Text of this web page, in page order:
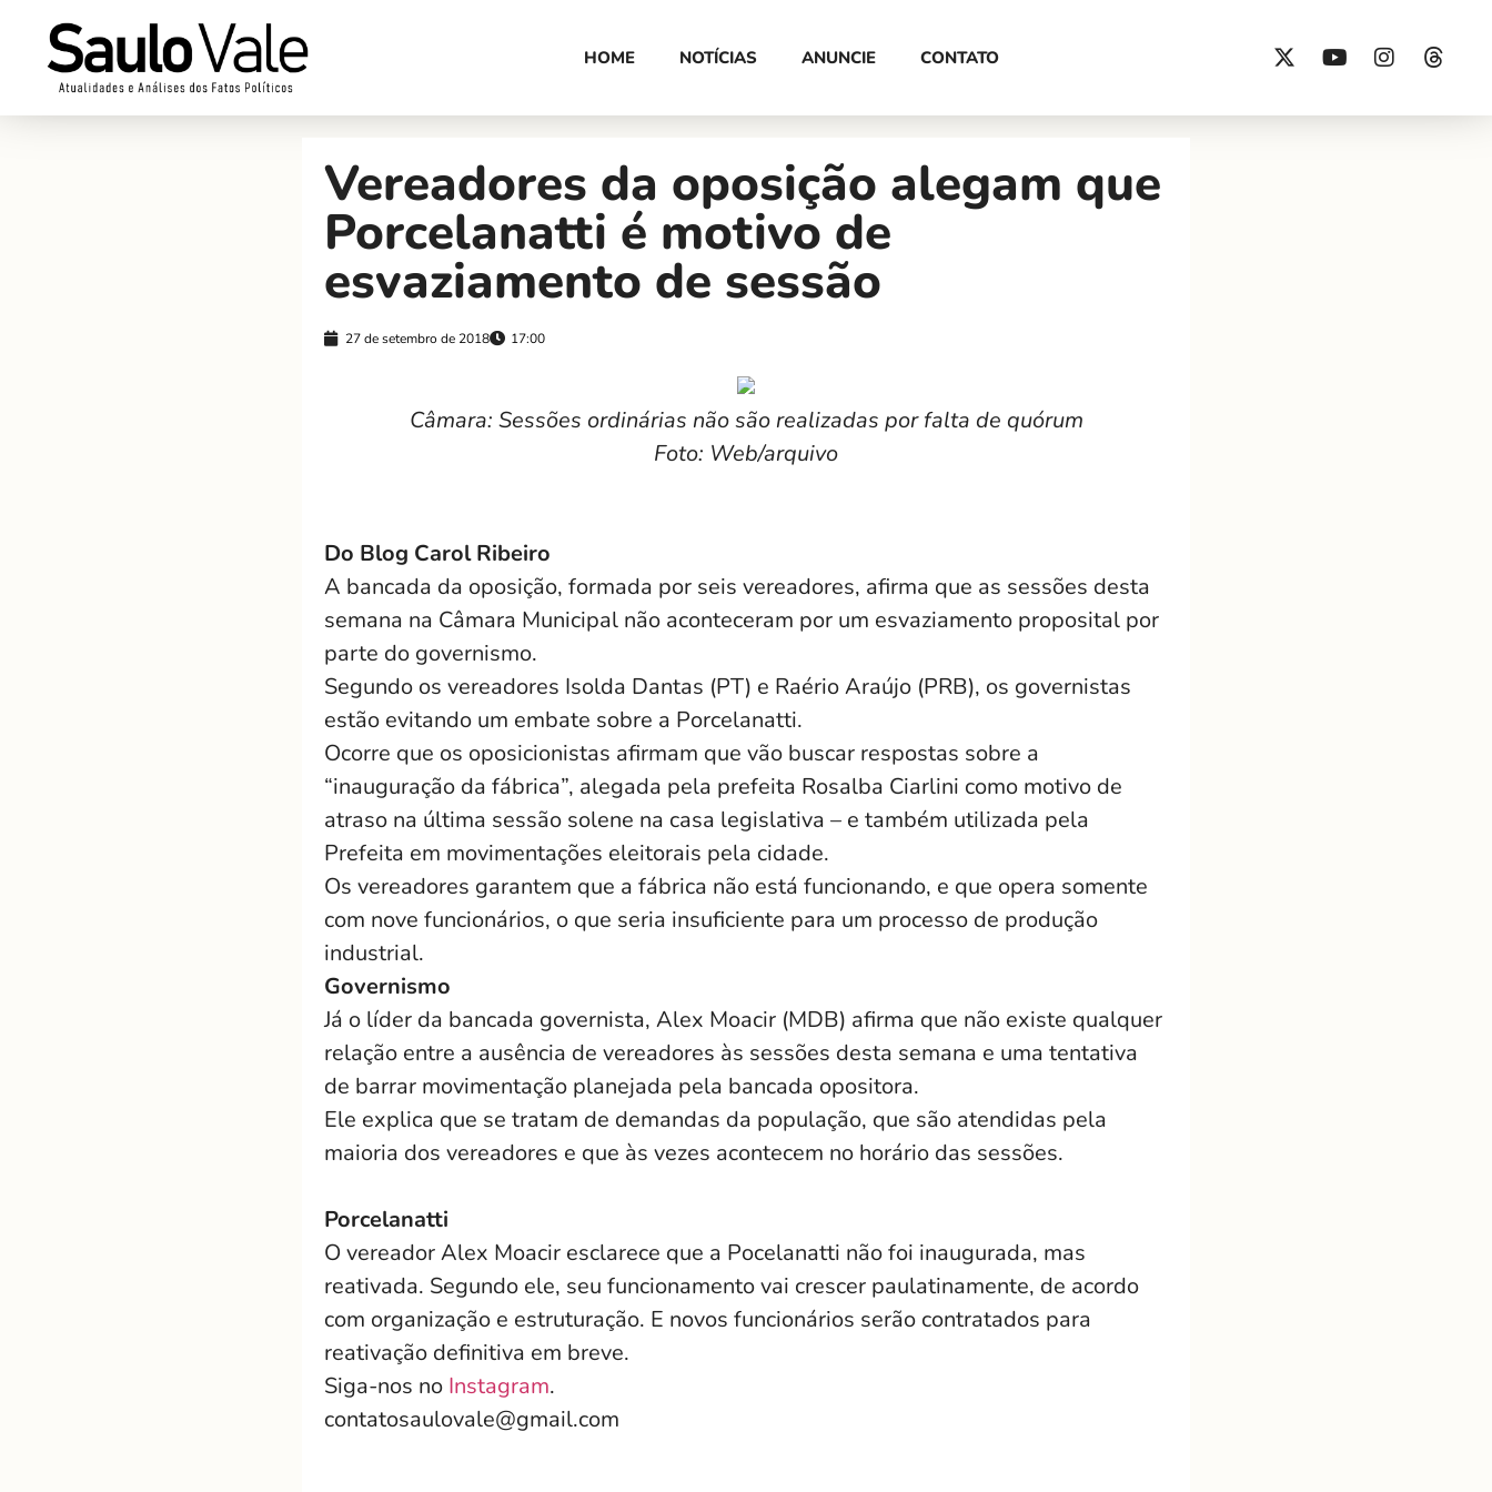
HOME NOTÍCIAS ANUNCIE CONTATO
Vereadores da oposição alegam que
Porcelanatti é motivo de
esvaziamento de sessão
27 de setembro de 2018 17:00
Câmara: Sessões ordinárias não são realizadas por falta de quórum
Foto: Web/arquivo
Do Blog Carol Ribeiro
A bancada da oposição, formada por seis vereadores, afirma que as sessões desta
semana na Câmara Municipal não aconteceram por um esvaziamento proposital por
parte do governismo.
Segundo os vereadores Isolda Dantas (PT) e Raério Araújo (PRB), os governistas
estão evitando um embate sobre a Porcelanatti.
Ocorre que os oposicionistas afirmam que vão buscar respostas sobre a
“inauguração da fábrica”, alegada pela prefeita Rosalba Ciarlini como motivo de
atraso na última sessão solene na casa legislativa – e também utilizada pela
Prefeita em movimentações eleitorais pela cidade.
Os vereadores garantem que a fábrica não está funcionando, e que opera somente
com nove funcionários, o que seria insuficiente para um processo de produção
industrial.
Governismo
Já o líder da bancada governista, Alex Moacir (MDB) afirma que não existe qualquer
relação entre a ausência de vereadores às sessões desta semana e uma tentativa
de barrar movimentação planejada pela bancada opositora.
Ele explica que se tratam de demandas da população, que são atendidas pela
maioria dos vereadores e que às vezes acontecem no horário das sessões.
Porcelanatti
O vereador Alex Moacir esclarece que a Pocelanatti não foi inaugurada, mas
reativada. Segundo ele, seu funcionamento vai crescer paulatinamente, de acordo
com organização e estruturação. E novos funcionários serão contratados para
reativação definitiva em breve.
Siga-nos no Instagram.
contatosaulovale@gmail.com